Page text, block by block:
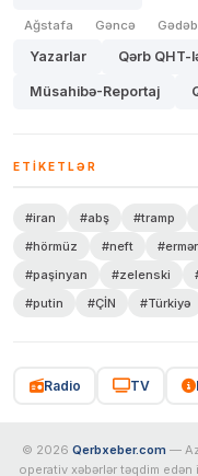
Ağstafa Gəncə
Yazarlar Qərb QHT-
Müsahibə-Reportaj
ETIKETLƏR
#iran #abş #tramp
#hörmüz
#neft
#paşinyan
#zelenski
#putin
#ÇİN #Türkiyə
Radio TV
© 2026 Qerbxeber.com —
operativ xəbərlər təqdim edən